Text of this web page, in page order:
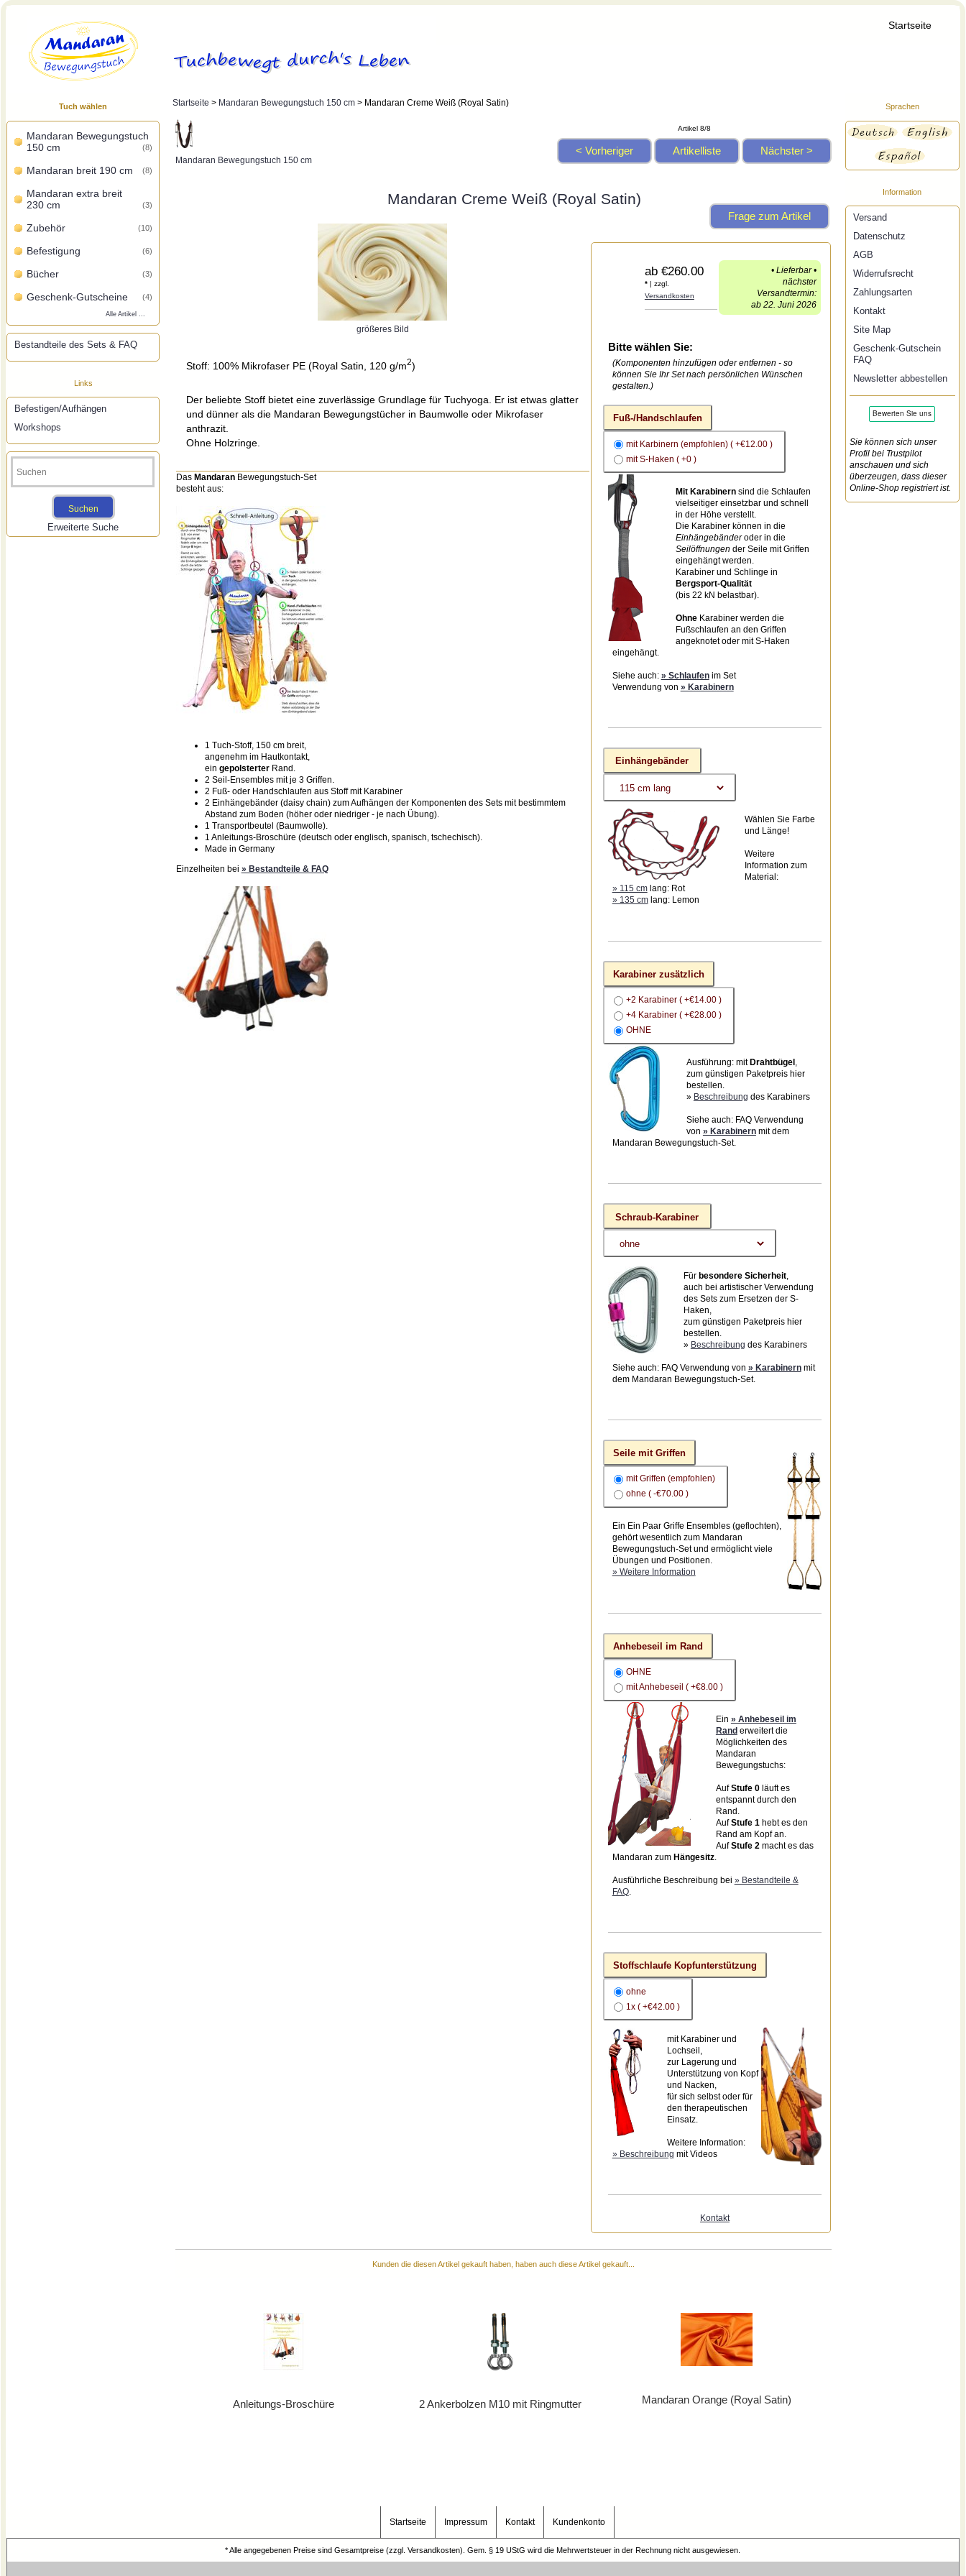
Startseite
Tuch wählen
Mandaran Bewegungstuch
150 cm
(8)
Mandaran breit 190 cm (8)
Mandaran extra breit
230 cm
(3)
Zubehör (10)
Befestigung (6)
Bücher (3)
Geschenk-Gutscheine (4)
Alle Artikel ...
Bestandteile des Sets & FAQ
Links
Befestigen/Aufhängen
Workshops
Erweiterte Suche
Startseite > Mandaran Bewegungstuch 150 cm > Mandaran Creme Weiß (Royal Satin)
Mandaran Bewegungstuch 150 cm
Artikel 8/8
< Vorheriger Artikelliste Nächster >
Mandaran Creme Weiß (Royal Satin)
größeres Bild
Stoff: 100% Mikrofaser PE (Royal Satin, 120 g/m2)
Der beliebte Stoff bietet eine zuverlässige Grundlage für Tuchyoga. Er ist etwas glatter
und dünner als die Mandaran Bewegungstücher in Baumwolle oder Mikrofaser
anthrazit.
Ohne Holzringe.
Das MandaranBewegungstuch-Set
besteht aus:
1 Tuch-Stoff, 150 cm breit,
angenehm im Hautkontakt,
ein gepolsterterRand.
2 Seil-Ensembles mit je 3 Griffen.
2 Fuß- oder Handschlaufen aus Stoff mit Karabiner
2 Einhängebänder (daisy chain) zum Aufhängen der Komponenten des Sets mit bestimmtem
Abstand zum Boden (höher oder niedriger - je nach Übung).
1 Transportbeutel (Baumwolle).
1 Anleitungs-Broschüre (deutsch oder englisch, spanisch, tschechisch).
Made in Germany
Einzelheiten bei » Bestandteile & FAQ
Frage zum Artikel
ab €260.00
*| zzgl.
Versandkosten
• Lieferbar •
nächster
Versandtermin:
ab 22. Juni 2026
Bitte wählen Sie:
(Komponenten hinzufügen oder entfernen - so
können Sie Ihr Set nach persönlichen Wünschen
gestalten.)
Fuß-/Handschlaufen
mit Karbinern (empfohlen) ( +€12.00 )
mit S-Haken ( +0 )
Mit Karabinernsind die Schlaufen
vielseitiger einsetzbar und schnell
in der Höhe verstellt.
Die Karabiner können in die
Einhängebänderoder in die
Seilöffnungen der Seile mit Griffen
eingehängt werden.
Karabiner und Schlinge in
Bergsport-Qualität
(bis 22 kN belastbar).
OhneKarabiner werden die
Fußschlaufen an den Griffen
angeknotet oder mit S-Haken
eingehängt.
Siehe auch: » Schlaufenim Set
Verwendung von » Karabinern
Einhängebänder
Wählen Sie Farbe
und Länge!
Weitere
Information zum
Material:
» 115 cmlang: Rot
» 135 cmlang: Lemon
Karabiner zusätzlich
+2 Karabiner ( +€14.00 )
+4 Karabiner ( +€28.00 )
OHNE
Ausführung: mit Drahtbügel
zum günstigen Paketpreis hier
bestellen.
» Beschreibung des Karabiners
Siehe auch: FAQ Verwendung
von » Karabinernmit dem
Mandaran Bewegungstuch-Set.
Schraub-Karabiner
Für besondere Sicherheit,
auch bei artistischer Verwendung
des Sets zum Ersetzen der S-
Haken,
zum günstigen Paketpreis hier
bestellen.
» Beschreibung des Karabiners
Siehe auch: FAQ Verwendung von » Karabinernmit
dem Mandaran Bewegungstuch-Set.
Seile mit Griffen
mit Griffen (empfohlen)
ohne ( -€70.00 )
Ein Ein Paar Griffe Ensembles (geflochten),
gehört wesentlich zum Mandaran
Bewegungstuch-Set und ermöglicht viele
Übungen und Positionen.
» Weitere Information
Anhebeseil im Rand
OHNE
mit Anhebeseil ( +€8.00 )
Ein » Anhebeseil im
Randerweitert die
Möglichkeiten des
Mandaran
Bewegungstuchs:
AufStufe 0läuft es
entspannt durch den
Rand.
AufStufe 1 hebt es den
Rand am Kopf an.
AufStufe 2 macht es das
Mandaran zum Hängesitz.
Ausführliche Beschreibung bei » Bestandteile &
FAQ.
Stoffschlaufe Kopfunterstützung
ohne
1x ( +€42.00 )
mit Karabiner und
Lochseil,
zur Lagerung und
Unterstützung von Kopf
und Nacken,
für sich selbst oder für
den therapeutischen
Einsatz.
Weitere Information:
» Beschreibung mit Videos
Kontakt
Kunden die diesen Artikel gekauft haben, haben auch diese Artikel gekauft...
Anleitungs-Broschüre 2 Ankerbolzen M10 mit Ringmutter Mandaran Orange (Royal Satin)
Sprachen
Information
Versand
Datenschutz
AGB
Widerrufsrecht
Zahlungsarten
Kontakt
Site Map
Geschenk-Gutschein
FAQ
Newsletter abbestellen
Sie können sich unser
Profil bei Trustpilot
anschauen und sich
überzeugen, dass dieser
Online-Shop registriert ist.
Startseite Impressum Kontakt Kundenkonto
* Alle angegebenen Preise sind Gesamtpreise (zzgl. Versandkosten). Gem. § 19 UStG wird die Mehrwertsteuer in der Rechnung nicht ausgewiesen.